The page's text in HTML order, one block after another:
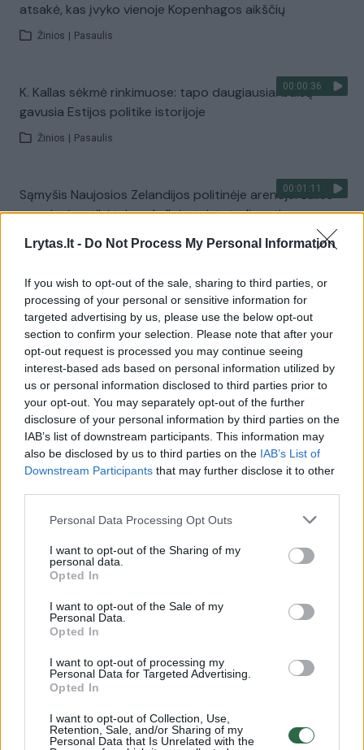
Lrytas.lt - Do Not Process My Personal Information
If you wish to opt-out of the sale, sharing to third parties, or
processing of your personal or sensitive information for
targeted advertising by us, please use the below opt-out
section to confirm your selection. Please note that after your
opt-out request is processed you may continue seeing
interest-based ads based on personal information utilized by
us or personal information disclosed to third parties prior to
your opt-out. You may separately opt-out of the further
disclosure of your personal information by third parties on the
IAB’s list of downstream participants. This information may
also be disclosed by us to third parties on the IAB’s List of
Downstream Participants that may further disclose it to other
Personal Data Processing Opt Outs
I want to opt-out of the Sharing of my
personal data.
Opted In
I want to opt-out of the Sale of my
Personal Data.
Opted In
I want to opt-out of processing my
Personal Data for Targeted Advertising.
Opted In
I want to opt-out of Collection, Use,
Retention, Sale, and/or Sharing of my
Personal Data that Is Unrelated with the
atsakė, kas įvyko vienoje Kopenhagos aikščių
Žinios Pasaulis
00:00:36
K. Kallas sėkmė rinkimuose: tapo daugiausiai balsų
gavusia Estijos politike istorijoje
Žinios Pasaulis
00:01:11
Sąmyšis Naujosios Zelandijos politinėje arenoje: šalies
premjerė netikėtai paskelbė atsistatydinanti
Žinios | Pasaulis
00:01:26
L. Truss sulaukia vis daugiau kritikos: kaltinama
ekonomikos žlugdymu
00:00:54
Švedijos premjerė paskelbė: po dešiniųjų ir kraštutinių
dešiniųjų pergalės traukiasi iš pareigų
00:01:55
praeities semtis stiprybės, bus dar tvirtesni
Žinios | Lietuvos diena
Naujojoje Zelandijoje – nauji COVID-19 atvejai: ministrė
pirmininkė perspėja apie ribojimus
saugoti Lietuvos teritoriją